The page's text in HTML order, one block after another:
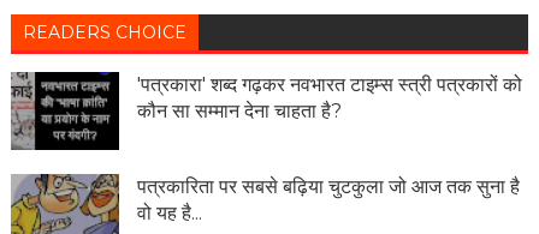
READERS CHOICE
'पत्रकारा' शब्द गढ़कर नवभारत टाइम्स स्त्री पत्रकारों को
कौन सा सम्मान देना चाहता है?
पत्रकारिता पर सबसे बढ़िया चुटकुला जो आज तक सुना है
वो यह है...